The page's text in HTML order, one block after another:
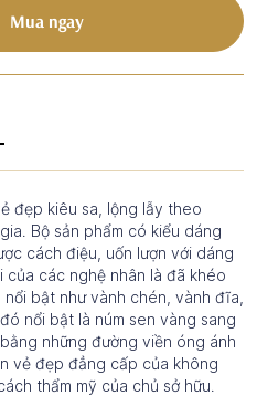
Mua ngay
đẹp kiêu sa, lộng lẫy theo
Bộ sản phẩm có kiểu dáng
cách điệu, uốn lượn với dáng
của các nghệ nhân là đã khéo
bật như vành chén, vành đĩa,
nổi bật là núm sen vàng sang
những đường viền óng ánh
vẻ đẹp đẳng cấp của không
thẩm mỹ của chủ sở hữu.